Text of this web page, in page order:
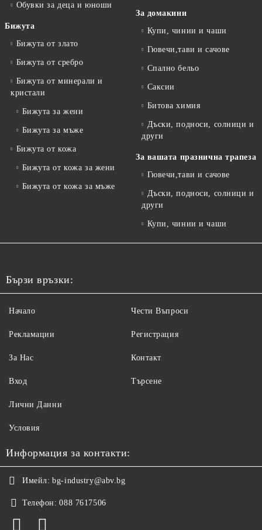
Обувки за деца и юноши
Бижута
Бижута от злато
Бижута от сребро
Бижута от минерали и
кристали
Бижута за жени
Бижута за мъже
Бижута от кожа
Бижута от кожа за жени
Бижута от кожа за мъже
За домакини
Купи, чинии и чаши
Гювечи,тави и сачове
Спално бельо
Саксии
Битова химия
Дъски, подноси, солници и
други
За вашата празнична трапеза
Гювечи,тави и сачове
Дъски, подноси, солници и
други
Купи, чинии и чаши
Бързи връзки:
Начало
Рекламации
За Нас
Вход
Чести Въпроси
Регистрация
Контакт
Търсене
Лични Данни
Условия
Информация за контакти:
Имейл: bg-industry@abv.bg
Телефон: 088 7617506